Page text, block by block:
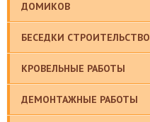
ДОМИКОВ
БЕСЕДКИ СТРОИТЕЛЬСТВО
КРОВЕЛЬНЫЕ РАБОТЫ
ДЕМОНТАЖНЫЕ РАБОТЫ